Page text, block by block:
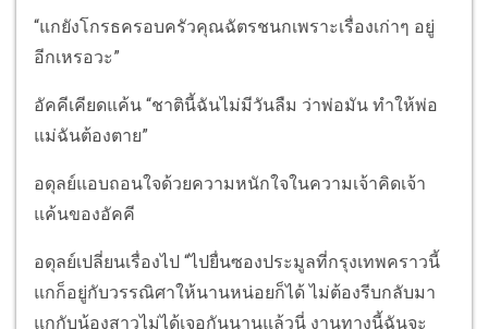
“แกยังโกรธครอบครัวคุณฉัตรชนกเพราะเรื่องเก่าๆ อยู่
อีกเหรอวะ”
อัคคีเคียดแค้น “ชาตินี้ฉันไม่มีวันลืม ว่าพ่อมัน ทำให้พ่อ
แม่ฉันต้องตาย”
อดุลย์แอบถอนใจด้วยความหนักใจในความเจ้าคิดเจ้า
แค้นของอัคคี
อดุลย์เปลี่ยนเรื่องไป “ไปยื่นซองประมูลที่กรุงเทพคราวนี้
แกก็อยู่กับวรรณิศาให้นานหน่อยก็ได้ ไม่ต้องรีบกลับมา
แกกับน้องสาวไม่ได้เจอกันนานแล้วนี่ งานทางนี้ฉันจะ